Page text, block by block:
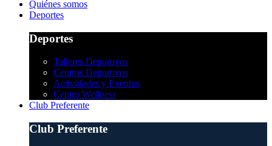
Quiénes somos
Deportes
Deportes
Talleres Deportivos
Centros Deportivos
Actividades y Eventos
Centro Wellness
Club Preferente
Club Preferente